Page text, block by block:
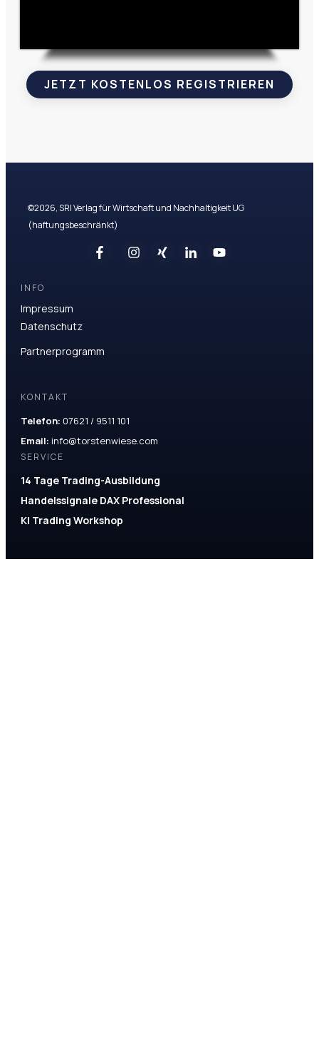
JETZT KOSTENLOS REGISTRIEREN
©2026,SRI Verlag für Wirtschaft und Nachhaltigkeit UG
(haftungsbeschränkt)
INFO
Impressum
Datenschutz
Partnerprogramm
KONTAKT
Telefon: 07621 / 9511 101
Email: info@torstenwiese.com
SERVICE
14 Tage Trading-Ausbildung
Handelssignale DAX Professional
KI Trading Workshop